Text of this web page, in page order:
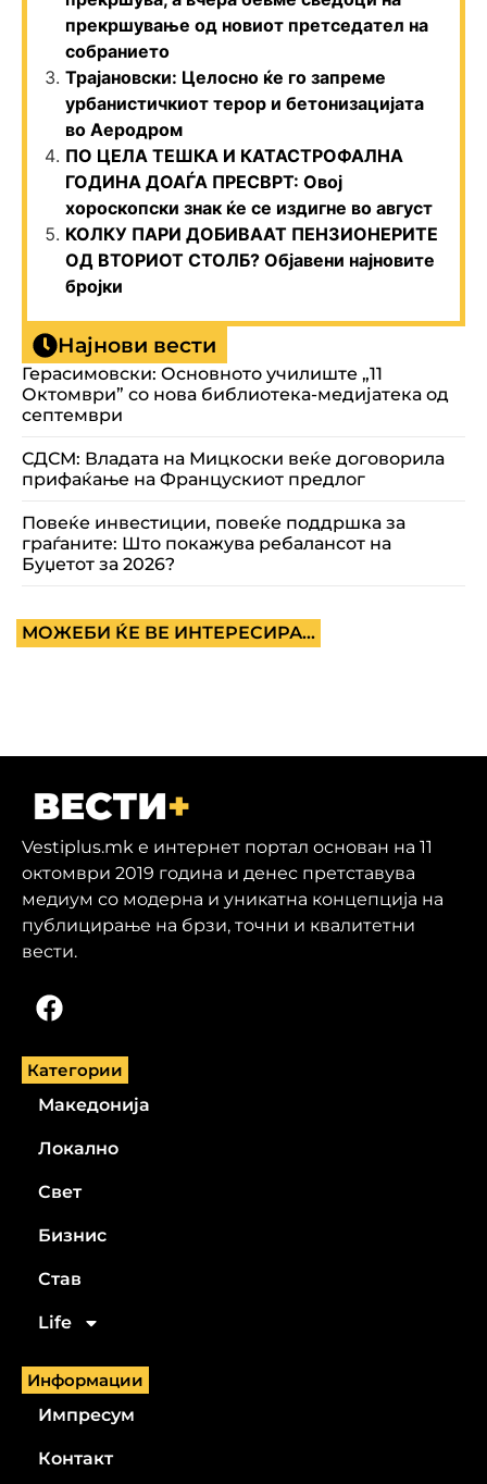
прекршување од новиот претседател на
собранието
Трајановски: Целосно ќе го запреме
урбанистичкиот терор и бетонизацијата
во Аеродром
ПО ЦЕЛА ТЕШКА И КАТАСТРОФАЛНА
ГОДИНА ДОАЃА ПРЕСВРТ: Овој
хороскопски знак ќе се издигне во август
КОЛКУ ПАРИ ДОБИВААТ ПЕНЗИОНЕРИТЕ
ОД ВТОРИОТ СТОЛБ? Објавени најновите
бројки
Најнови вести
Герасимовски: Основното училиште „11
Октомври” со нова библиотека-медијатека од
септември
СДСМ: Владата на Мицкоски веќе договорила
прифаќање на Францускиот предлог
Повеќе инвестиции, повеќе поддршка за
граѓаните: Што покажува ребалансот на
Буџетот за 2026?
МОЖЕБИ ЌЕ ВЕ ИНТЕРЕСИРА...
Vestiplus.mk е интернет портал основан на 11
октомври 2019 година и денес претставува
медиум со модерна и уникатна концепција на
публицирање на брзи, точни и квалитетни
вести.
Категории
Македонија
Локално
Свет
Бизнис
Став
Life
Информации
Импресум
Контакт